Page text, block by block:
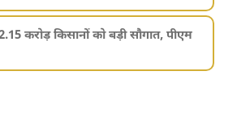
करोड़ किसानों को बड़ी सौगात, पीएम